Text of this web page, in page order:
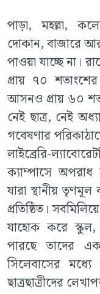
পাড়া, মহল্লা,
দোকান, বাজারে
পাওয়া যাচ্ছে না।
প্রায় ৭০
আসনও প্রায় ৬০
নেই ছাত্র, নেই
গবেষণার
লাইব্রেরি-
ক্যাম্পাসে
যারা স্থানীয়
প্রতিষ্ঠিত।
যাহোক করে
পারছে তাদের
সিলেবাসের
ছাত্রছাত্রীদের